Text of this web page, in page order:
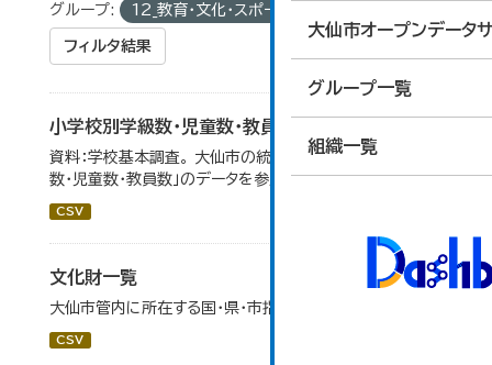
大仙市オープンデータ
グループ一覧
組織一覧
グループ: 12_教育・文化・スポーツ・生活
フィルタ結果
小学校別学級数・児童数・教員数
資料：学校基本調査。 大仙市の統計「14-4 小学校別学級
数・児童数・教員数」のデータを参照しています。
CSV
文化財一覧
大仙市管内に所在する国・県・市指定等文化財の一覧です。
CSV